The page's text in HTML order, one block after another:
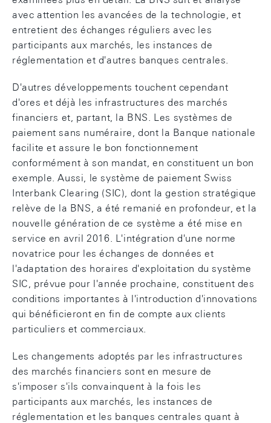
avec attention les avancées de la technologie, et
entretient des échanges réguliers avec les
participants aux marchés, les instances de
réglementation et d'autres banques centrales.
D'autres développements touchent cependant
d'ores et déjà les infrastructures des marchés
financiers et, partant, la BNS. Les systèmes de
paiement sans numéraire, dont la Banque nationale
facilite et assure le bon fonctionnement
conformément à son mandat, en constituent un bon
exemple. Aussi, le système de paiement Swiss
Interbank Clearing (SIC), dont la gestion stratégique
relève de la BNS, a été remanié en profondeur, et la
nouvelle génération de ce système a été mise en
service en avril 2016. L'intégration d'une norme
novatrice pour les échanges de données et
l'adaptation des horaires d'exploitation du système
SIC, prévue pour l'année prochaine, constituent des
conditions importantes à l'introduction d'innovations
qui bénéficieront en fin de compte aux clients
particuliers et commerciaux.
Les changements adoptés par les infrastructures
des marchés financiers sont en mesure de
s'imposer s'ils convainquent à la fois les
participants aux marchés, les instances de
réglementation et les banques centrales quant à